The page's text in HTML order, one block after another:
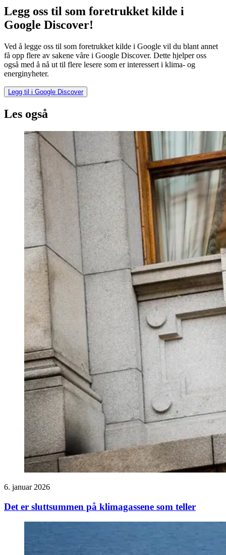
Legg oss til som foretrukket kilde i
Google Discover!
Ved å legge oss til som foretrukket kilde i Google vil du blant annet
få opp flere av sakene våre i Google Discover. Dette hjelper oss
også med å nå ut til flere lesere som er interessert i klima- og
energinyheter.
Legg til i Google Discover
Les også
6. januar 2026
Det er sluttsummen på klimagassene som teller